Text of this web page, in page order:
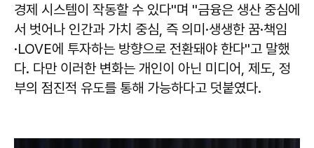
경제 시스템이 작동할 수 있다''며 ''금융은 생산 중심에
서 벗어나 인간과 가치 중심, 즉 의미·생생한 꿈·책임
·LOVE에 투자하는 방향으로 전환돼야 한다''고 말했
다. 다만 이러한 변화는 개인이 아닌 미디어, 제도, 정
부의 점진적 유도를 통해 가능하다고 덧붙였다.